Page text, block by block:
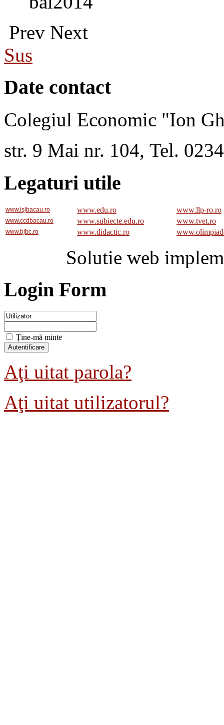
Prev Next
Sus
Date contact
Colegiul Economic "Ion
str. 9 Mai nr. 104, Tel.
Legaturi utile
www.isjbacau.ro www.edu.ro www.llp-ro.ro
www.ccdbacau.ro www.subiecte.edu.ro www.tvet.ro
www.bjbc.ro www.didactic.ro
Solutie web
Login Form
Ţine-mă minte
Aţi uitat parola?
Aţi uitat utilizatorul?